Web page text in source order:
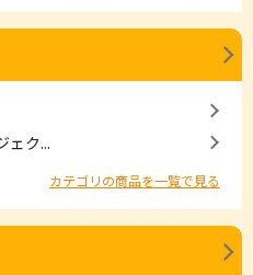
ェク...
カテゴリの商品を一覧で見る